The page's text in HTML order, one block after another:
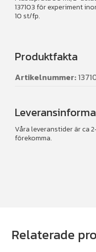
137103 för experiment
10 st/fp.
Produktfakta
Artikelnummer:
Våra leveranstider är ca
förekomma.
Relaterade